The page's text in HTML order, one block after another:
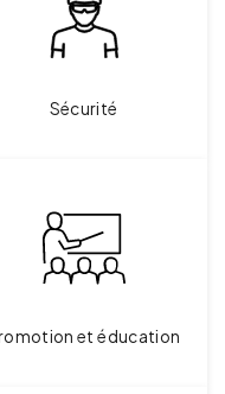
Sécurité
et éducation